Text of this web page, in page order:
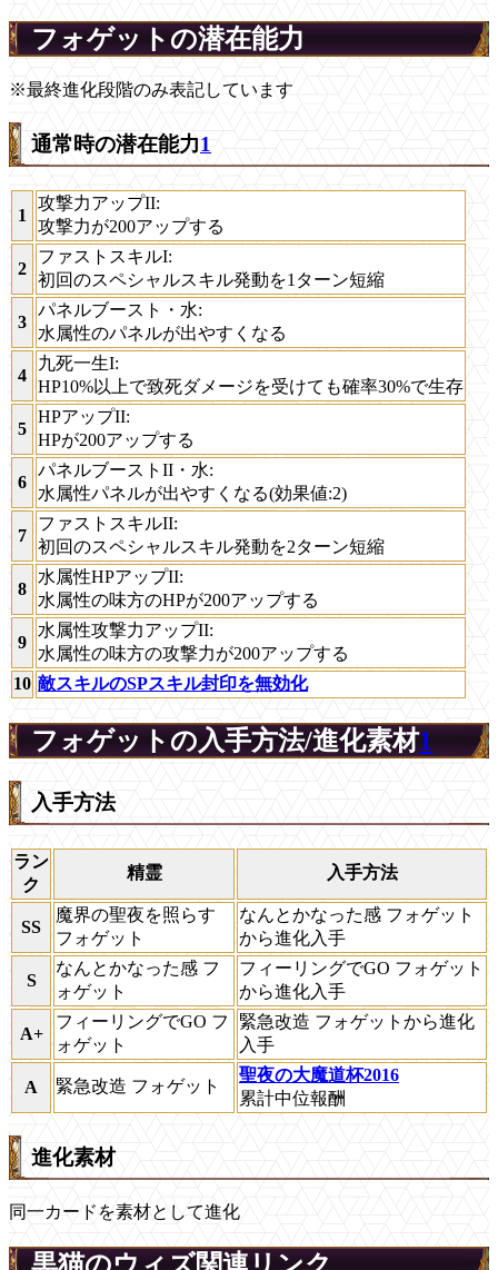
フォゲットの潜在能力
※最終進化段階のみ表記しています
通常時の潜在能力1
1
攻撃力アップII:
攻撃力が200アップする
2
ファストスキルI:
初回のスペシャルスキル発動を1ターン短縮
3
パネルブースト・水:
水属性のパネルが出やすくなる
4
九死一生I:
HP10%以上で致死ダメージを受けても確率30%で生存
5
HPアップII:
HPが200アップする
6
パネルブーストII・水:
水属性パネルが出やすくなる(効果値:2)
7
ファストスキルII:
初回のスペシャルスキル発動を2ターン短縮
8
水属性HPアップII:
水属性の味方のHPが200アップする
9
水属性攻撃力アップII:
水属性の味方の攻撃力が200アップする
10 敵スキルのSPスキル封印を無効化
フォゲットの入手方法/進化素材1
入手方法
ラン
ク
精霊 入手方法
SS
魔界の聖夜を照らす
フォゲット
なんとかなった感 フォゲット
から進化入手
S
なんとかなった感 フ
ォゲット
フィーリングでGO フォゲット
から進化入手
A+
フィーリングでGO フ
ォゲット
緊急改造 フォゲットから進化
入手
A 緊急改造 フォゲット
聖夜の大魔道杯2016
累計中位報酬
進化素材
同一カードを素材として進化